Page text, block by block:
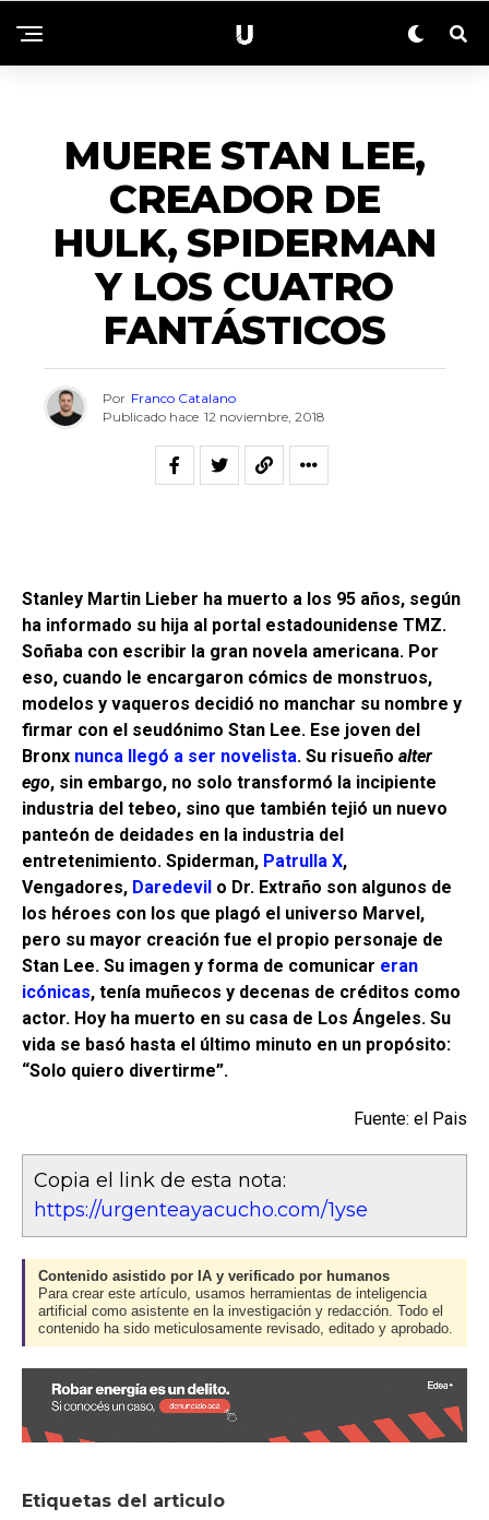
MUERE STAN LEE,
CREADOR DE
HULK, SPIDERMAN
Y LOS CUATRO
FANTÁSTICOS
Por Franco Catalano
Publicado hace 12 noviembre, 2018
Stanley Martin Lieber ha muerto a los 95 años, según
ha informado su hija al portal estadounidense TMZ.
Soñaba con escribir la gran novela americana. Por
eso, cuando le encargaron cómics de monstruos,
modelos y vaqueros decidió no manchar su nombre y
firmar con el seudónimo Stan Lee. Ese joven del
Bronx nunca llegó a ser novelista. Su risueño alter
ego, sin embargo, no solo transformó la incipiente
industria del tebeo, sino que también tejió un nuevo
panteón de deidades en la industria del
entretenimiento. Spiderman, Patrulla X,
Vengadores, Daredevil o Dr. Extraño son algunos de
los héroes con los que plagó el universo Marvel,
pero su mayor creación fue el propio personaje de
Stan Lee. Su imagen y forma de comunicar eran
icónicas, tenía muñecos y decenas de créditos como
actor. Hoy ha muerto en su casa de Los Ángeles. Su
vida se basó hasta el último minuto en un propósito:
“Solo quiero divertirme”.
Fuente: el Pais
Copia el link de esta nota:
https://urgenteayacucho.com/1yse
Contenido asistido por IA y verificado por humanos
Para crear este artículo, usamos herramientas de inteligencia
artificial como asistente en la investigación y redacción. Todo el
contenido ha sido meticulosamente revisado, editado y aprobado.
Etiquetas del articulo